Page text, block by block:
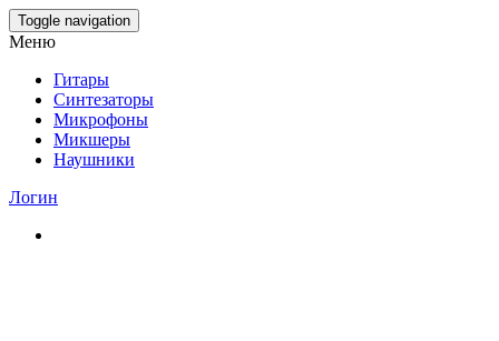
Skip
to
content
Toggle navigation
Меню
Гитары
Синтезаторы
Микрофоны
Микшеры
Наушники
Логин